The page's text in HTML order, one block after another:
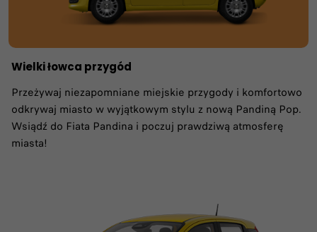
Wielki łowca przygód
Przeżywaj niezapomniane miejskie przygody i komfortowo
odkrywaj miasto w wyjątkowym stylu z nową Pandiną Pop.
Wsiądź do Fiata Pandina i poczuj prawdziwą atmosferę
miasta!